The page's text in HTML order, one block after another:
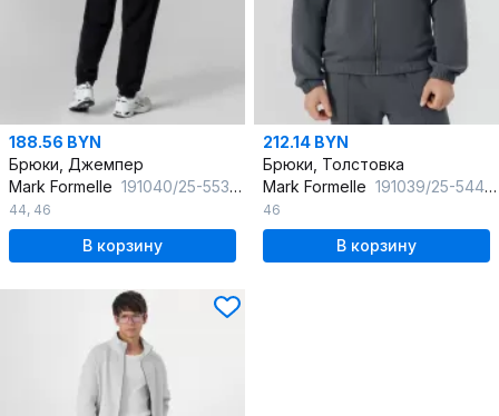
188.56 BYN
Брюки, Джемпер
Mark Formelle 191040/25-5537Б-7(3) черный
44, 46
В корзину
212.14 BYN
Брюки, Толстовка
Mark Formelle 191039/25-5447Ц-26 сталь
46
В корзину